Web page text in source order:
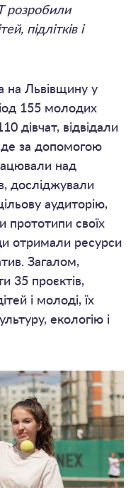
розробили
підлітків і
на Львівщину у
155 молодих
дівчат, відвідали
де за допомогою
над
досліджували
аудиторію,
прототипи своїх
отримали ресурси
Загалом,
35 проєктів,
і молоді, їх
екологію і